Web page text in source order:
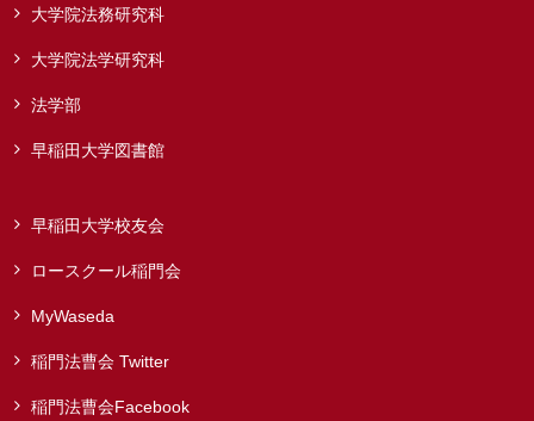
大学院法務研究科
大学院法学研究科
法学部
早稲田大学図書館
早稲田大学校友会
ロースクール稲門会
MyWaseda
稲門法曹会 Twitter
稲門法曹会Facebook